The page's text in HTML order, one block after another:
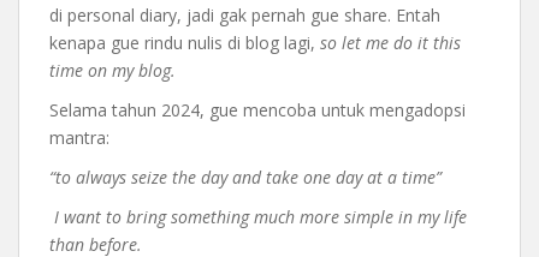
di personal diary, jadi gak pernah gue share. Entah
kenapa gue rindu nulis di blog lagi, so let me do it this
time on my blog.
Selama tahun 2024, gue mencoba untuk mengadopsi
mantra:
“to always seize the day and take one day at a time”
I want to bring something much more simple in my life
than before.